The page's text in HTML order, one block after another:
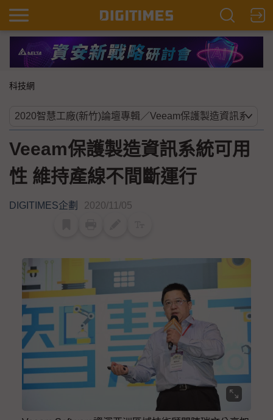
科技網
Veeam保護製造資訊系統可用
性 維持產線不間斷運行
DIGITIMES企劃 2020/11/05